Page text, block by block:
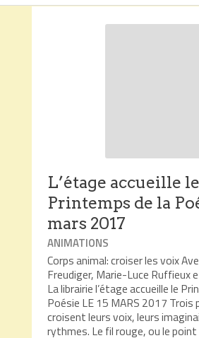
L’étage accueille le
Printemps de la
mars 2017
ANIMATIONS
Corps animal: croiser les voix
Freudiger, Marie-Luce Ruffieux
La librairie l’étage accueille le
Poésie LE 15 MARS 2017 Trois
croisent leurs voix, leurs
rythmes. Le fil rouge, ou le point